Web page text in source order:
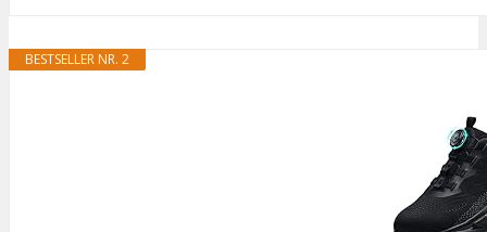
BESTSELLER NR. 2